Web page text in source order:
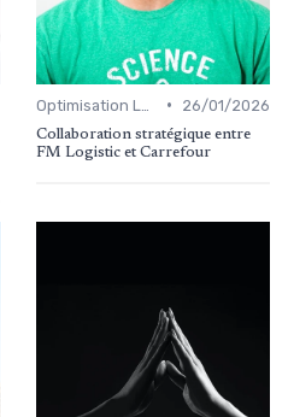
• 26/01/2026
Collaboration stratégique entre
FM Logistic et Carrefour